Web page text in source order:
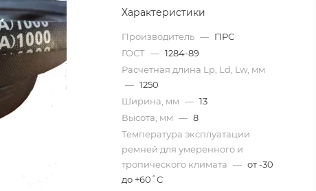
Характеристики
Производитель — ПРС
ГОСТ — 1284-89
Расчётная длина Lp, Ld, Lw, мм
— 1250
Ширина, мм — 13
Высота, мм — 8
Температура эксплуатации
ремней для умеренного и
тропического климата — от -30
до +60˚C